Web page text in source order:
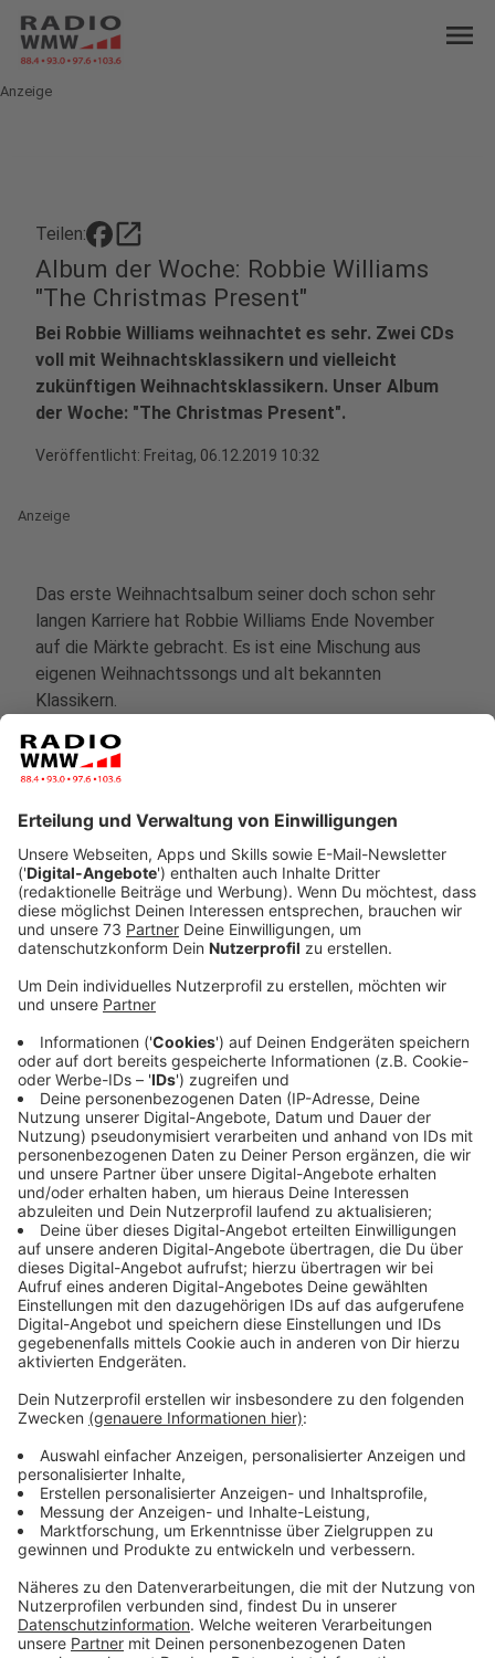
menu
Anzeige
Teilen: open_in_new
Album der Woche: Robbie Williams
"The Christmas Present"
Bei Robbie Williams weihnachtet es sehr. Zwei CDs
voll mit Weihnachtsklassikern und vielleicht
zukünftigen Weihnachtsklassikern. Unser Album
der Woche: "The Christmas Present".
Veröffentlicht: Freitag, 06.12.2019 10:32
Anzeige
Das erste Weihnachtsalbum seiner doch schon sehr
langen Karriere hat Robbie Williams Ende November
auf die Märkte gebracht. Es ist eine Mischung aus
eigenen Weihnachtssongs und alt bekannten
Klassikern.
Anzeige
Überraschende Gastinterpreten
Anzeige
Wer hätte das gedacht? Helene Fischer ist doch
tatsächlich ein Gast auf dem Robbie-Album. Eine
Kombination, an die sich mancher gewöhnen müsste,
aber warum nicht? Die deutsche Schlager-Queen ist
beim Song "Santa Baby" dabei. Jamie Cullum oder
Williams' Vater Peter Conway sind weitere Gäste. Aber
das sind noch lange nicht alle.
Anzeige
Denn mit Bryan Adams ("Christmas - Baby Please
Come Home"), Rod Stewart ("Fairytales") und dem
Box-Champion Tyson Fury (!) ("Bad Sharon") gibt es
noch mehr Surprise-Acts. Das alleine verspricht sehr
viel Action und Spannung für den Hörer. Williams selber
sagt dazu: "Ich bin mehr als begeistert, mein erstes
Weihnachts-Album zu veröffentlichen! Ich habe in
meiner Karriere schon viel gemacht, aber mit dieser
Veröffentlichung wird für mich ein Traum wahr. "
Anzeige
Der 18-fache Brit-Awards-Sieger und allseits
bekannte Popstar bringt mit "The Christmas Present"
seine insgesamt 13. Platte heraus. Sie wurde in
England, den USA und Kanada aufgenommen.